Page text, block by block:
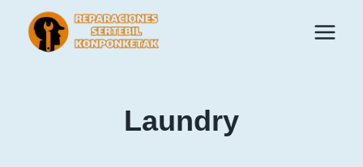
Saltar
contenido
Laundry